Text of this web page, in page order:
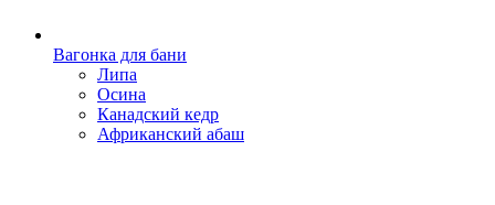
Вагонка для бани
Липа
Осина
Канадский кедр
Африканский абаш